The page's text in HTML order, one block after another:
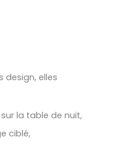
design, elles
sur la table de nuit,
ciblé,